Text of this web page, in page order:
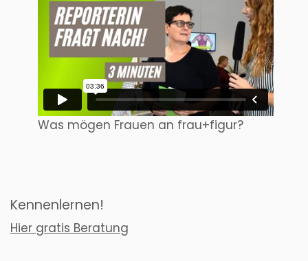
Was mögen Frauen an frau+figur?
Kennenlernen!
Hier gratis Beratung